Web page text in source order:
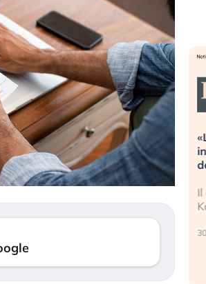
mia vita è rovinata». Investitori
preda al panico dopo lo scoppio
bolla AI
mentre gli investitori retail (…)
luglio 2026